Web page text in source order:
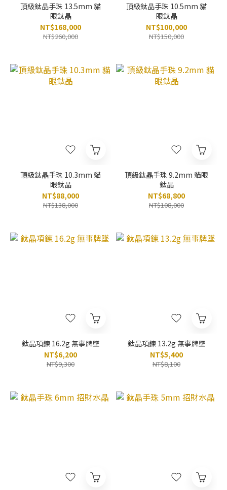
頂級鈦晶手珠 13.5mm 貓
眼鈦晶
NT$168,000
NT$260,000
頂級鈦晶手珠 10.5mm 貓
眼鈦晶
NT$100,000
NT$150,000
頂級鈦晶手珠 10.3mm 貓
眼鈦晶
NT$88,000
NT$138,000
頂級鈦晶手珠 9.2mm 貓眼
鈦晶
NT$68,800
NT$108,000
鈦晶項鍊 16.2g 無事牌墜
NT$6,200
NT$9,300
鈦晶項鍊 13.2g 無事牌墜
NT$5,400
NT$8,100